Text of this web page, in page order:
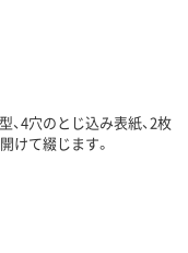
4穴のとじ込み表紙、2枚
けて綴じます。